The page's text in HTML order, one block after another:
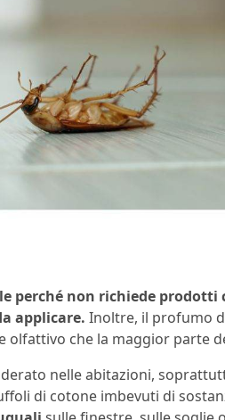
perché non richiede
applicare. Inoltre, il profumo
che la maggior parte
nelle abitazioni,
di cotone imbevuti di